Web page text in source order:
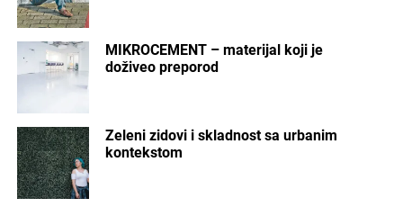
MIKROCEMENT – materijal koji je
doživeo preporod
Zeleni zidovi i skladnost sa urbanim
kontekstom